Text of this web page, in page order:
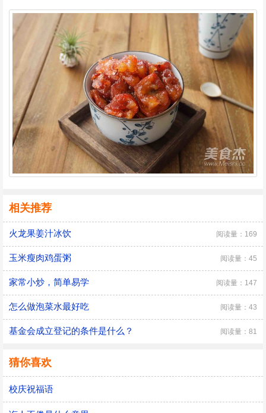
相关推荐
火龙果姜汁冰饮 阅读量：169
玉米瘦肉鸡蛋粥 阅读量：45
家常小炒，简单易学 阅读量：147
怎么做泡菜水最好吃 阅读量：43
基金会成立登记的条件是什么？ 阅读量：81
猜你喜欢
校庆祝福语